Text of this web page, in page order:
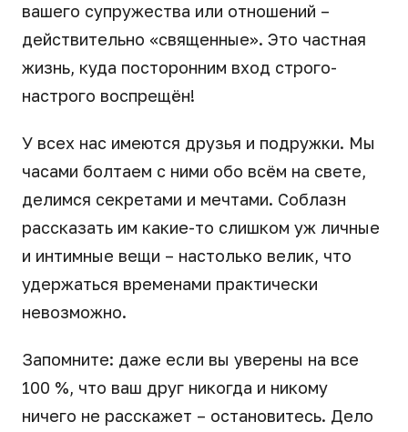
вашего супружества или отношений –
действительно «священные». Это частная
жизнь, куда посторонним вход строго-
настрого воспрещён!
У всех нас имеются друзья и подружки. Мы
часами болтаем с ними обо всём на свете,
делимся секретами и мечтами. Соблазн
рассказать им какие-то слишком уж личные
и интимные вещи – настолько велик, что
удержаться временами практически
невозможно.
Запомните: даже если вы уверены на все
100 %, что ваш друг никогда и никому
ничего не расскажет – остановитесь. Дело